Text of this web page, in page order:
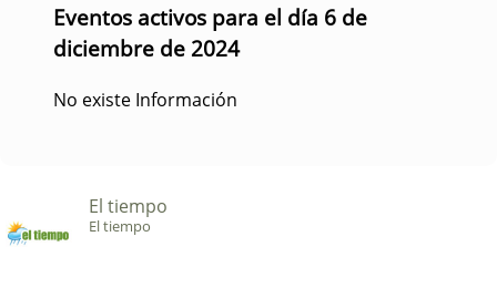
Eventos activos para el día 6 de
diciembre de 2024
No existe Información
El tiempo
El tiempo